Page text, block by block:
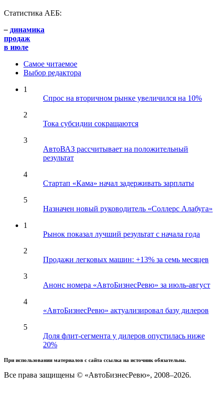
Статистика АЕБ:
– динамика
продаж
в июле
Самое читаемое
Выбор редактора
1
Спрос на вторичном рынке увеличился на 10%
2
Тока субсидии сокращаются
3
АвтоВАЗ рассчитывает на положительный
результат
4
Стартап «Кама» начал задерживать зарплаты
5
Назначен новый руководитель «Соллерс Алабуга»
1
Рынок показал лучший результат с начала года
2
Продажи легковых машин: +13% за семь месяцев
3
Анонс номера «АвтоБизнесРевю» за июль-август
4
«АвтоБизнесРевю» актуализировал базу дилеров
5
Доля флит-сегмента у дилеров опустилась ниже
20%
При использовании материалов с сайта ссылка на источник обязательна.
Все права защищены © «АвтоБизнесРевю», 2008–2026.